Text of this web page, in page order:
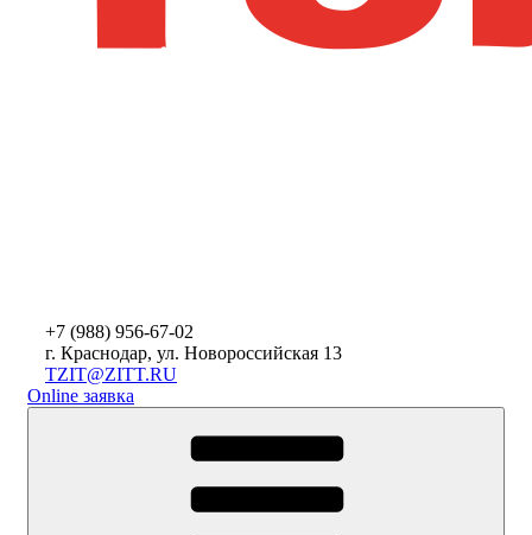
+7 (988) 956-67-02
г. Краснодар, ул. Новороссийская 13
TZIT@ZITT.RU
Online заявка